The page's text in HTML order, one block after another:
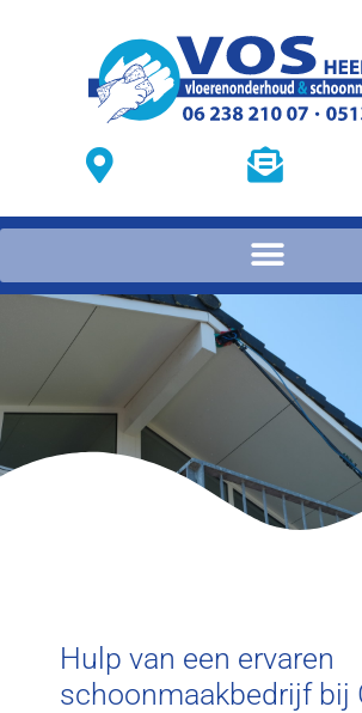
Hulp van een ervaren
schoonmaakbedrijf bij